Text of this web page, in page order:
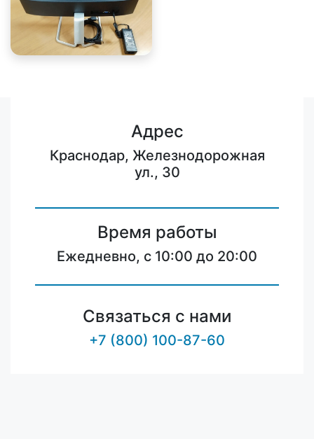
Адрес
Краснодар, Железнодорожная
ул., 30
Время работы
Ежедневно, с 10:00 до 20:00
Связаться с нами
+7 (800) 100-87-60